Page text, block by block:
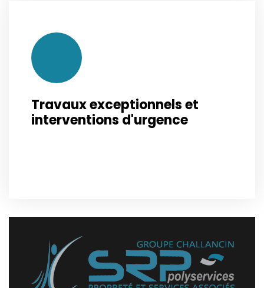
Travaux exceptionnels et
interventions d'urgence